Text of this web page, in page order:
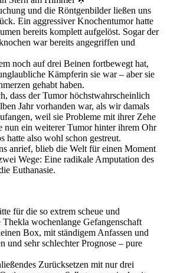
und die Röntgenbilder ließen uns
Ein aggressiver Knochentumor hatte
bereits komplett aufgelöst. Sogar der
war bereits angegriffen und
noch auf drei Beinen fortbewegt hat,
Kämpferin sie war – aber sie
gehabt haben.
dass der Tumor höchstwahrscheinlich
Jahr vorhanden war, als wir damals
weil sie Probleme mit ihrer Zehe
nun ein weiterer Tumor hinter ihrem Ohr
hatte also wohl schon gestreut.
anrief, blieb die Welt für einen Moment
Wege: Eine radikale Amputation des
Euthanasie.
für die so extrem scheue und
Thekla wochenlange Gefangenschaft
Box, mit ständigem Anfassen und
und sehr schlechter Prognose – pure
Zurücksetzen mit nur drei